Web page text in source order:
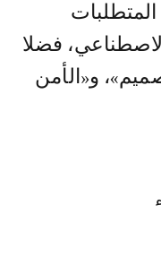
المتطلبات
الاصطناعي، فضلا
و«الأمن